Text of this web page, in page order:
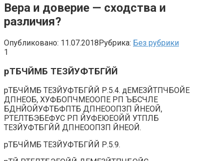
Вера и доверие — сходства и
различия?
Опубликовано: 11.07.2018Рубрика: Без рубрики
1
рТБЧЙМБ ТЕЗЙУФТБГЙЙ
рТБЧЙМБ ТЕЗЙУФТБГЙЙ Р.5.4. дЕМЕЗЙТПЧБОЙЕ
ДПНЕОБ, ХУФБОПЧМЕООПЕ РП ЪБСЧЛЕ
БДНЙОЙУФТБФПТБ ДПНЕООПЗП ЙНЕОЙ,
РТЕЛТБЭБЕФУС РП ЙУФЕЮЕОЙЙ УТПЛБ
ТЕЗЙУФТБГЙЙ ДПНЕООПЗП ЙНЕОЙ.
рТБЧЙМБ ТЕЗЙУФТБГЙЙ Р.5.9.